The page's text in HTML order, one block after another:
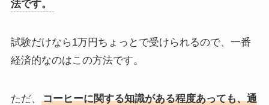
法です。
試験だけなら1万円ちょっとで受けられるので、一番
経済的なのはこの方法です。
ただ、
コーヒーに関する知識がある程度あっても、通